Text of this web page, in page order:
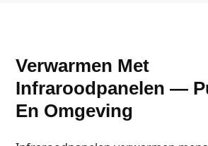
Verwarmen Met
Infraroodpanelen —
En Omgeving